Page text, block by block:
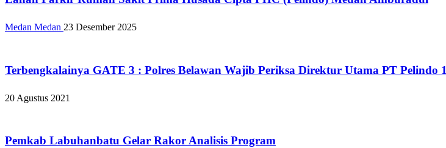
Medan Medan 23 Desember 2025
Terbengkalainya GATE 3 : Polres Belawan Wajib Periksa Direktur Utama PT Pelindo 1
20 Agustus 2021
Pemkab Labuhanbatu Gelar Rakor Analisis Program